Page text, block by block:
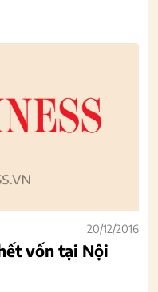
20/12/2016
vốn tại Nội